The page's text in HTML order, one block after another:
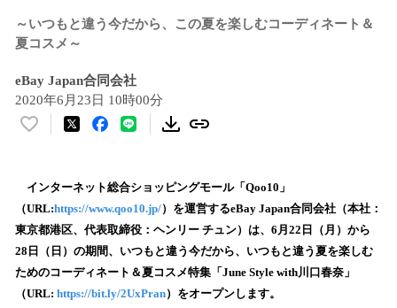
～いつもと違う今だから、この夏を楽しむコーディネート＆
夏コスメ～
eBay Japan合同会社
2020年6月23日 10時00分
い
！
数
を
読
込
み
インターネット総合ショッピングモール「Qoo10」
（URL:https://www.qoo10.jp/）を運営するeBay Japan合同会社（本社：
東京都港区、代表取締役：ヘンリー チュン）は、6月22日（月）から
28日（日）の期間、いつもと違う今だから、いつもと違う夏を楽しむ
ためのコーディネート＆夏コスメ特集「June Style with川口春奈」
（URL: https://bit.ly/2UxPran）をオープンします。